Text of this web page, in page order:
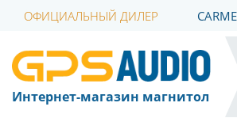
ОФИЦИАЛЬНЫЙ ДИЛЕР
Интернет-магазин магнитол